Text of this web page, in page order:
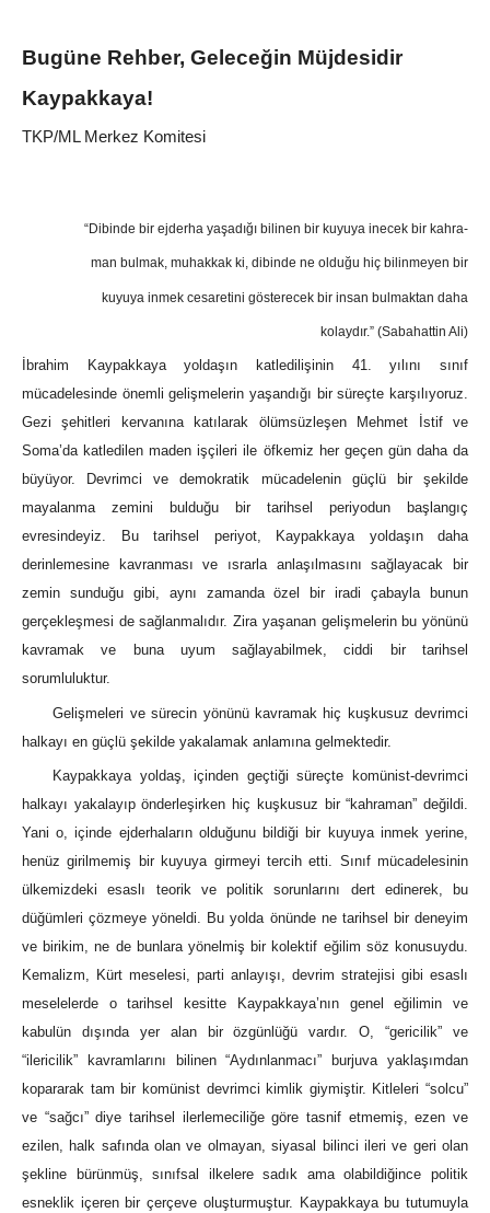
Bugüne Rehber, Geleceğin Müjdesidir
Kaypakkaya!
TKP/ML Merkez Komitesi
“Dibinde bir ejderha yaşadığı bilinen bir kuyuya inecek bir kahra-
man bulmak, muhakkak ki, dibinde ne olduğu hiç bilinmeyen bir
kuyuya inmek cesaretini gösterecek bir insan bulmaktan daha
kolaydır.” (Sabahattin Ali)
İbrahim Kaypakkaya yoldaşın katledilişinin 41. yılını sınıf
mücadelesinde önemli gelişmelerin yaşandığı bir süreçte karşılıyoruz.
Gezi şehitleri kervanına katılarak ölümsüzleşen Mehmet İstif ve
Soma’da katledilen maden işçileri ile öfkemiz her geçen gün daha da
büyüyor. Devrimci ve demokratik mücadelenin güçlü bir şekilde
mayalanma zemini bulduğu bir tarihsel periyodun başlangıç
evresindeyiz. Bu tarihsel periyot, Kaypakkaya yoldaşın daha
derinlemesine kavranması ve ısrarla anlaşılmasını sağlayacak bir
zemin sunduğu gibi, aynı zamanda özel bir iradi çabayla bunun
gerçekleşmesi de sağlanmalıdır. Zira yaşanan gelişmelerin bu yönünü
kavramak ve buna uyum sağlayabilmek, ciddi bir tarihsel
sorumluluktur.
Gelişmeleri ve sürecin yönünü kavramak hiç kuşkusuz devrimci
halkayı en güçlü şekilde yakalamak anlamına gelmektedir.
Kaypakkaya yoldaş, içinden geçtiği süreçte komünist-devrimci
halkayı yakalayıp önderleşirken hiç kuşkusuz bir “kahraman” değildi.
Yani o, içinde ejderhaların olduğunu bildiği bir kuyuya inmek yerine,
henüz girilmemiş bir kuyuya girmeyi tercih etti. Sınıf mücadelesinin
ülkemizdeki esaslı teorik ve politik sorunlarını dert edinerek, bu
düğümleri çözmeye yöneldi. Bu yolda önünde ne tarihsel bir deneyim
ve birikim, ne de bunlara yönelmiş bir kolektif eğilim söz konusuydu.
Kemalizm, Kürt meselesi, parti anlayışı, devrim stratejisi gibi esaslı
meselelerde o tarihsel kesitte Kaypakkaya’nın genel eğilimin ve
kabulün dışında yer alan bir özgünlüğü vardır. O, “gericilik” ve
“ilericilik” kavramlarını bilinen “Aydınlanmacı” burjuva yaklaşımdan
kopararak tam bir komünist devrimci kimlik giymiştir. Kitleleri “solcu”
ve “sağcı” diye tarihsel ilerlemeciliğe göre tasnif etmemiş, ezen ve
ezilen, halk safında olan ve olmayan, siyasal bilinci ileri ve geri olan
şekline bürünmüş, sınıfsal ilkelere sadık ama olabildiğince politik
esneklik içeren bir çerçeve oluşturmuştur. Kaypakkaya bu tutumuyla